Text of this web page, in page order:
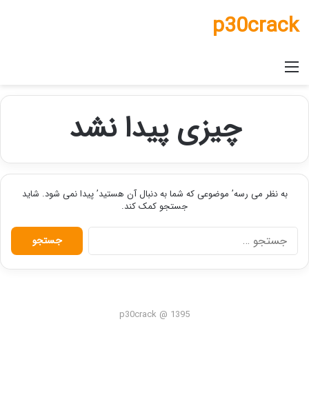
p30crack
منو
چیزی پیدا نشد
به نظر می رسه’ موضوعی که شما به دنبال آن هستید’ پیدا نمی شود. شاید
جستجو کمک کند.
جستجو
برای:
p30crack @ 1395